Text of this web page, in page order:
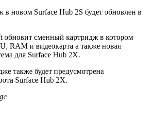
новом Surface Hub 2S будет обновлен в
обновит сменный картридж в котором
RAM и видеокарта а также новая
для Surface Hub 2X.
также будет предусмотрена
Surface Hub 2X.